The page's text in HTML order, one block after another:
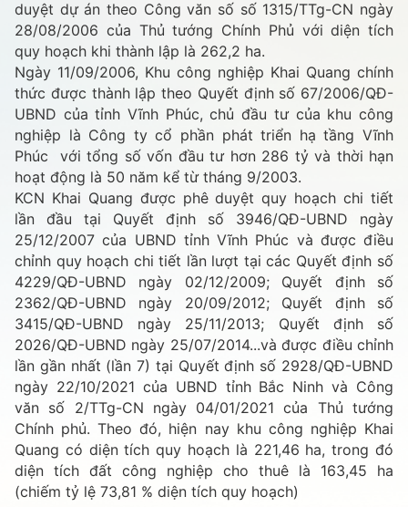
duyệt dự án theo Công văn số số 1315/TTg-CN ngày
28/08/2006 của Thủ tướng Chính Phủ với diện tích
quy hoạch khi thành lập là 262,2 ha.
Ngày 11/09/2006, Khu công nghiệp Khai Quang chính
thức được thành lập theo Quyết định số 67/2006/QĐ-
UBND của tỉnh Vĩnh Phúc, chủ đầu tư của khu công
nghiệp là Công ty cổ phần phát triển hạ tầng Vĩnh
Phúc với tổng số vốn đầu tư hơn 286 tỷ và thời hạn
hoạt động là 50 năm kể từ tháng 9/2003.
KCN Khai Quang được phê duyệt quy hoạch chi tiết
lần đầu tại Quyết định số 3946/QĐ-UBND ngày
25/12/2007 của UBND tỉnh Vĩnh Phúc và được điều
chỉnh quy hoạch chi tiết lần lượt tại các Quyết định số
4229/QĐ-UBND ngày 02/12/2009; Quyết định số
2362/QĐ-UBND ngày 20/09/2012; Quyết định số
3415/QĐ-UBND ngày 25/11/2013; Quyết định số
2026/QĐ-UBND ngày 25/07/2014...và được điều chỉnh
lần gần nhất (lần 7) tại Quyết định số 2928/QĐ-UBND
ngày 22/10/2021 của UBND tỉnh Bắc Ninh và Công
văn số 2/TTg-CN ngày 04/01/2021 của Thủ tướng
Chính phủ. Theo đó, hiện nay khu công nghiệp Khai
Quang có diện tích quy hoạch là 221,46 ha, trong đó
diện tích đất công nghiệp cho thuê là 163,45 ha
(chiếm tỷ lệ 73,81 % diện tích quy hoạch)